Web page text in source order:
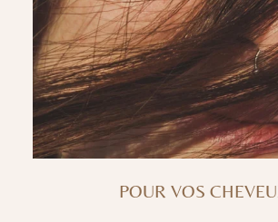
POUR VOS